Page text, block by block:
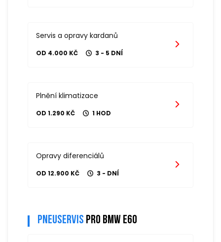
Servis a opravy kardanů
OD 4.000 KČ 3 - 5 DNÍ
Plnění klimatizace
OD 1.290 KČ 1 HOD
Opravy diferenciálů
OD 12.900 KČ 3 - DNÍ
Pneuservis pro bmw e60